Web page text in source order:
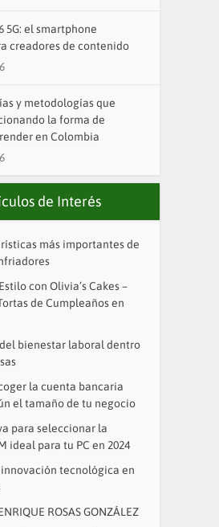
5G: el smartphone
creadores de contenido
y metodologías que
la forma de
en Colombia
de Interés
más importantes de
con Olivia’s Cakes –
de Cumpleaños en
bienestar laboral dentro
la cuenta bancaria
el tamaño de tu negocio
para seleccionar la
ideal para tu PC en 2024
tecnológica en
ROSAS GONZÁLEZ